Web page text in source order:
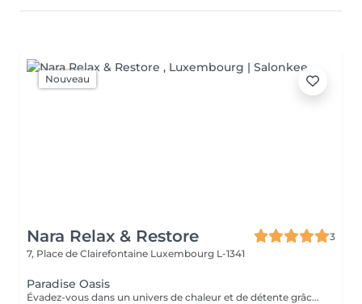
Nouveau
Nara Relax & Restore
3
7, Place de Clairefontaine Luxembourg L-1341
Paradise Oasis
Évadez-vous dans un univers de chaleur et de détente grâce à ce rituel bien-être luxueux. Associant un Massage aux Pierres Chaudes de 90 minutes à une Réflexologie Plantaire Thaïlandaise de 30 minutes, ce forfait aide à relâcher les tensions profondes, stimuler la circulation et rétablir l'équilibre du corps. Comprend : Massage aux Pierres Chaudes 90 min Réflexologie Plantaire Thaïlandaise 30 min